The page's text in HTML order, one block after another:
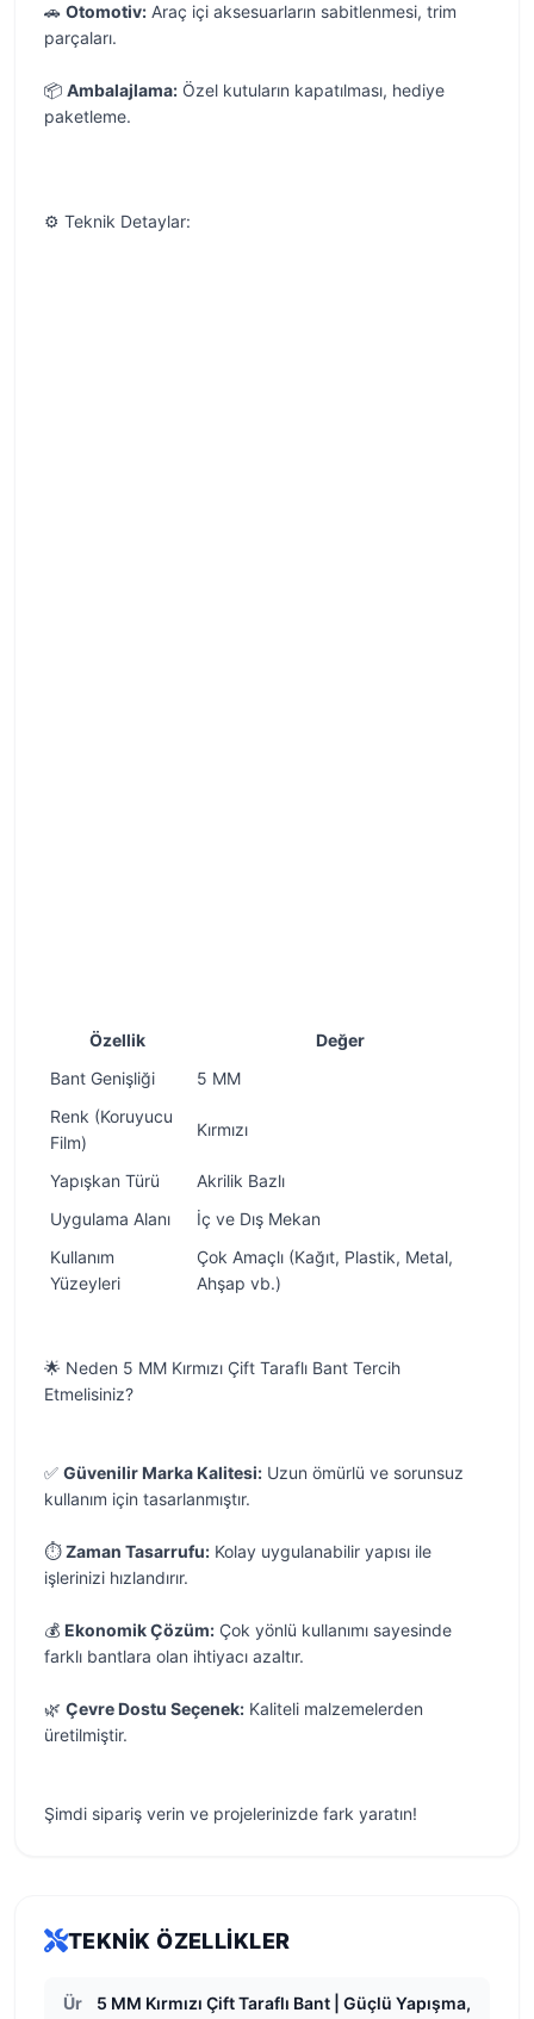
🚗 Otomotiv: Araç içi aksesuarların sabitlenmesi, trim
parçaları.
📦 Ambalajlama: Özel kutuların kapatılması, hediye
paketleme.
⚙️ Teknik Detaylar:
Özellik
Değer
Bant Genişliği
5 MM
Renk (Koruyucu
Film)
Kırmızı
Yapışkan Türü
Akrilik Bazlı
Uygulama Alanı
İç ve Dış Mekan
Kullanım
Yüzeyleri
Çok Amaçlı (Kağıt, Plastik, Metal,
Ahşap vb.)
🌟 Neden 5 MM Kırmızı Çift Taraflı Bant Tercih
Etmelisiniz?
✅ Güvenilir Marka Kalitesi: Uzun ömürlü ve sorunsuz
kullanım için tasarlanmıştır.
⏱️Zaman Tasarrufu: Kolay uygulanabilir yapısı ile
işlerinizi hızlandırır.
💰 Ekonomik Çözüm: Çok yönlü kullanımı sayesinde
farklı bantlara olan ihtiyacı azaltır.
🌿 Çevre Dostu Seçenek: Kaliteli malzemelerden
üretilmiştir.
Şimdi sipariş verin ve projelerinizde fark yaratın!
TEKNIK ÖZELLIKLER
Ür
5 MM Kırmızı Çift Taraflı Bant | Güçlü Yapışma,